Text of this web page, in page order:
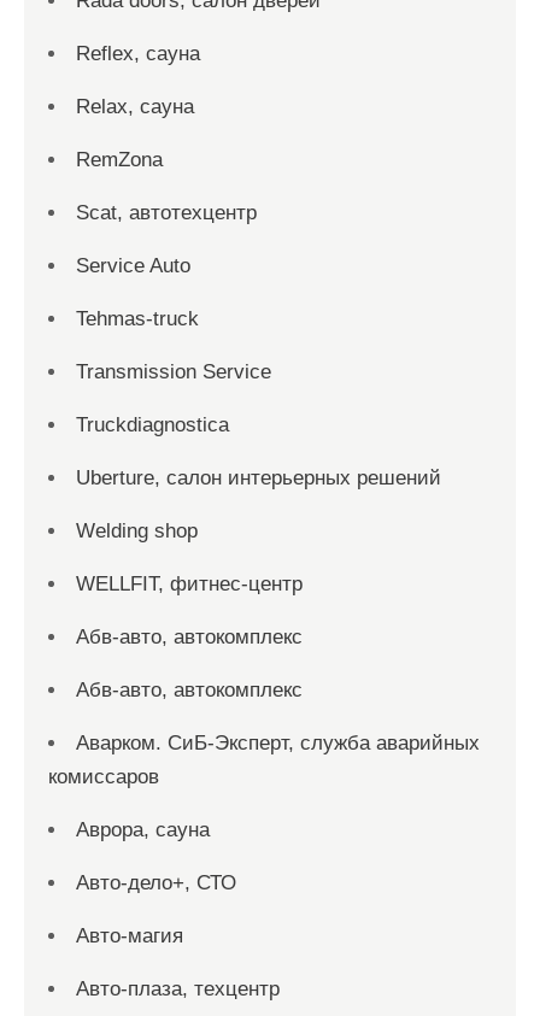
Reflex, сауна
Relax, сауна
RemZona
Scat, автотехцентр
Service Auto
Tehmas-truck
Transmission Service
Truckdiagnostica
Uberture, салон интерьерных решений
Welding shop
WELLFIT, фитнес-центр
Абв-авто, автокомплекс
Абв-авто, автокомплекс
Аварком. СиБ-Эксперт, служба аварийных
комиссаров
Аврора, сауна
Авто-дело+, СТО
Авто-магия
Авто-плаза, техцентр